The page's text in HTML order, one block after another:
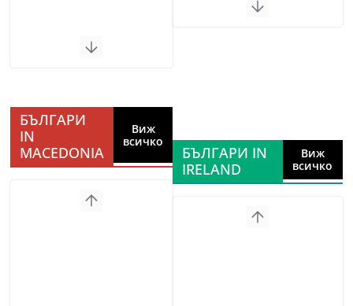
БЪЛГАРИ
IN
MACEDONIA
Виж
всичко
БЪЛГАРИ IN
IRELAND
Виж
всичко